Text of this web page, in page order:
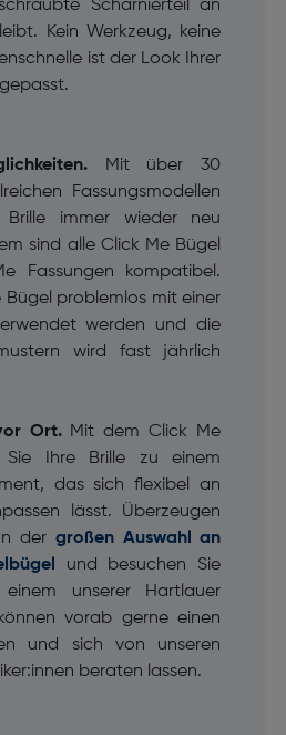
Scharnierteil an
Kein Werkzeug, keine
ist der Look Ihrer
Mit über 30
Fassungsmodellen
immer wieder neu
sind alle Click Me Bügel
Fassungen kompatibel.
problemlos mit einer
werden und die
wird fast jährlich
Ort. Mit dem Click Me
Sie Ihre Brille zu einem
das sich flexibel an
lässt. Überzeugen
der großen Auswahl an
und besuchen Sie
unserer Hartlauer
vorab gerne einen
und sich von unseren
beraten lassen.